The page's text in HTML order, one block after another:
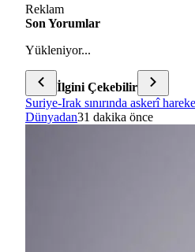
Reklam
Son Yorumlar
Yükleniyor...
İlgini Çekebilir
Suriye-Irak sınırında askerî
Dünyadan31 dakika önce